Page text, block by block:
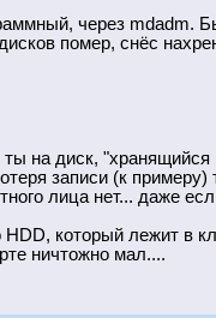
через mdadm.
помер, снёс
на диск,
записи (к
лица нет... даже
HDD, который лежит в
ничтожно мал....